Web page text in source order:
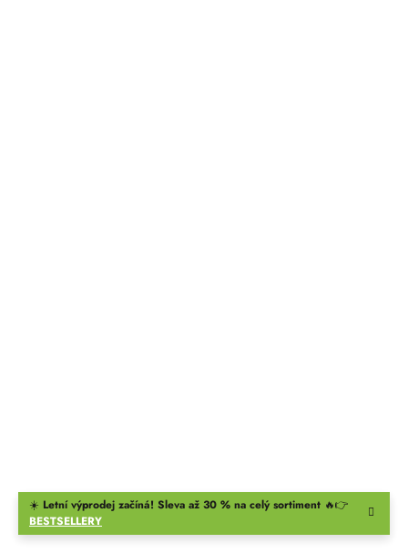
☀️ Letní výprodej začíná! Sleva až 30 % na celý sortiment 🔥👉
BESTSELLERY